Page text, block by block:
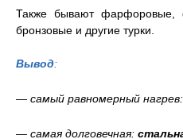
Также бывают фарфоровые,
бронзовые и другие турки.
Вывод:
— самый равномерный нагрев:
— самая долговечная: